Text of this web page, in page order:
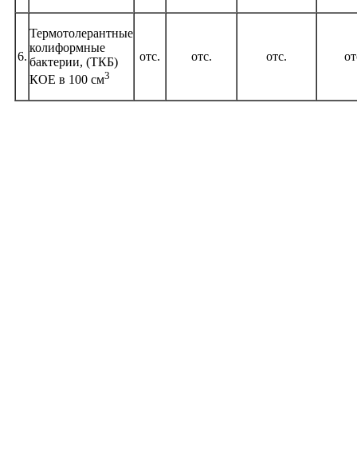
6.
Термотолерантные
колиформные
бактерии, (ТКБ)
КОЕ в 100 см3
отс. отс. отс.